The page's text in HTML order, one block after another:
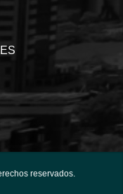
reservados.